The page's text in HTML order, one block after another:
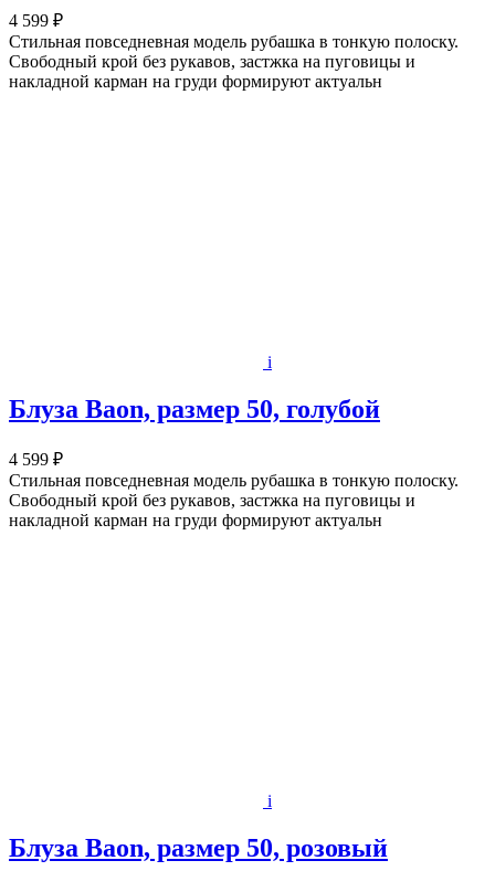
4 599 ₽
Стильная повседневная модель рубашка в тонкую полоску.
Свободный крой без рукавов, застжка на пуговицы и
накладной карман на груди формируют актуальн
i
Блуза Baon, размер 50, голубой
4 599 ₽
Стильная повседневная модель рубашка в тонкую полоску.
Свободный крой без рукавов, застжка на пуговицы и
накладной карман на груди формируют актуальн
i
Блуза Baon, размер 50, розовый